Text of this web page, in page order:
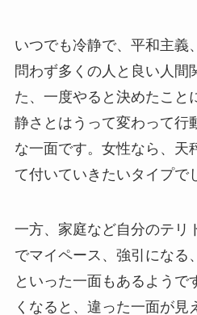
いつでも冷静で、平和主義
問わず多くの人と良い人間
た、一度やると決めたこと
静さとはうって変わって行
な一面です。女性なら、天
て付いていきたいタイプで
一方、家庭など自分のテリ
でマイペース、強引になる
といった一面もあるようで
くなると、違った一面が見